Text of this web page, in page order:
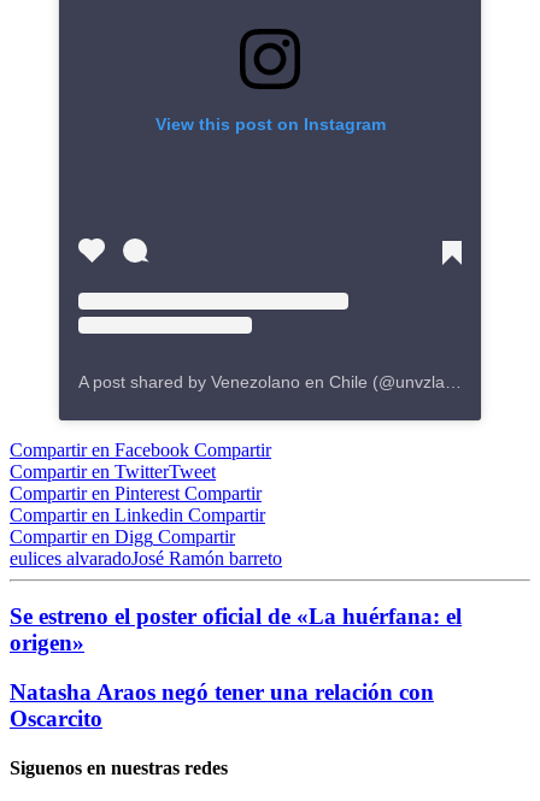
View this post on Instagram
Compartir en Facebook Compartir
Compartir en TwitterTweet
Compartir en Pinterest Compartir
Compartir en Linkedin Compartir
Compartir en Digg Compartir
eulices alvaradoJosé Ramón barreto
Se estreno el poster oficial de «La huérfana: el
origen»
Natasha Araos negó tener una relación con
Oscarcito
Siguenos en nuestras redes